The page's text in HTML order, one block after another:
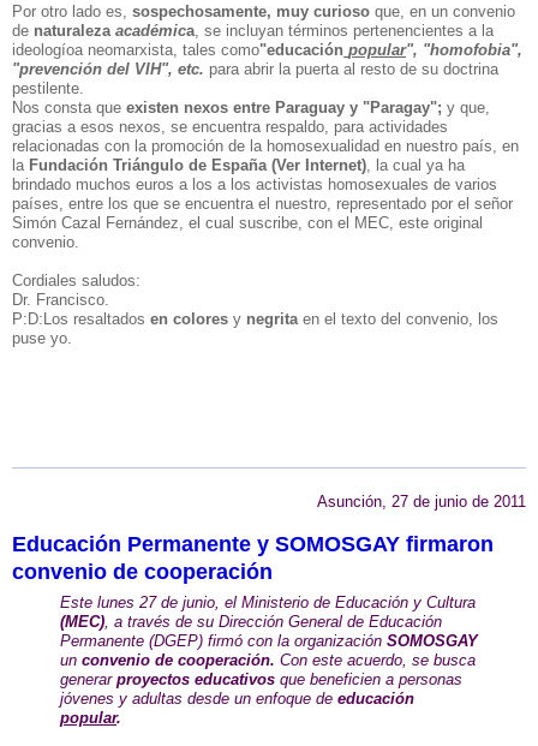
Por otro lado es, sospechosamente, muy curioso que, en un convenio
de naturaleza académica , se incluyan términos pertenencientes a la
ideologíoa neomarxista, tales como"educación popular", "homofobia",
"prevención del VIH", etc. para abrir la puerta al resto de su doctrina
pestilente.
Nos consta que existen nexos entre Paraguay y "Paragay"; y que,
gracias a esos nexos, se encuentra respaldo, para actividades
relacionadas con la promoción de la homosexualidad en nuestro país, en
la Fundación Triángulo de España (Ver Internet) , la cual ya ha
brindado muchos euros a los a los activistas homosexuales de varios
países, entre los que se encuentra el nuestro, representado por el señor
Simón Cazal Fernández, el cual suscribe, con el MEC, este original
convenio.
Cordiales saludos:
Dr. Francisco.
P:D:Los resaltados en colores y negrita en el texto del convenio, los
puse yo.
Asunción, 27 de junio de 2011
Educación Permanente y SOMOSGAY firmaron
convenio de cooperación
Este lunes 27 de junio, el Ministerio de Educación y Cultura
(MEC), a través de su Dirección General de Educación
Permanente (DGEP) firmó con la organización SOMOSGAY
un convenio de cooperación. Con este acuerdo, se busca
generar proyectos educativos que beneficien a personas
jóvenes y adultas desde un enfoque de educación
popular.